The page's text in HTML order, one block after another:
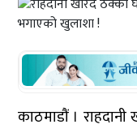
काठमाडौं ।